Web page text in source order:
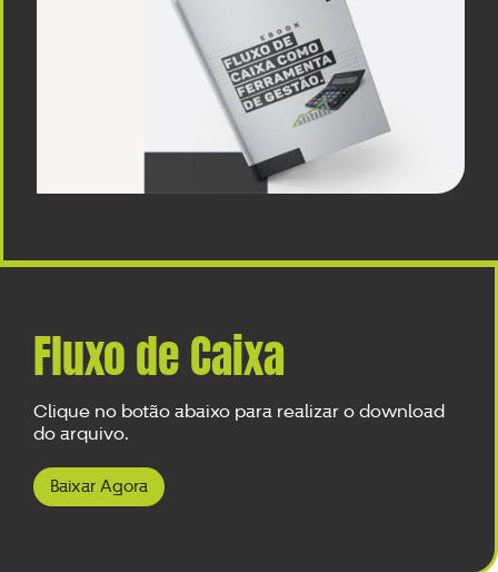
Fluxo de Caixa
Clique no botão abaixo para realizar o download
do arquivo.
Baixar Agora